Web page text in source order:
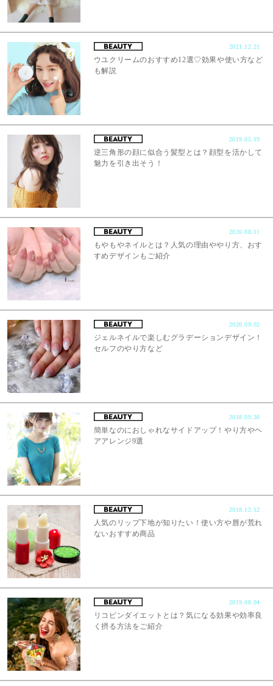
2021.12.21
ウユクリームのおすすめ12選♡効果や使い方など
も解説
2019.05.19
逆三角形の顔に似合う髪型とは？顔型を活かして
魅力を引き出そう！
2020.08.11
もやもやネイルとは？人気の理由ややり方、おす
すめデザインもご紹介
2020.09.02
ジェルネイルで楽しむグラデーションデザイン！
セルフのやり方など
2018.09.30
簡単なのにおしゃれなサイドアップ！やり方やヘ
アアレンジ9選
2018.12.12
人気のリップ下地が知りたい！使い方や唇が荒れ
ないおすすめ商品
2019.08.04
リコピンダイエットとは？気になる効果や効率良
く摂る方法をご紹介